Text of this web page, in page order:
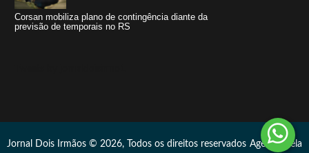
Corsan mobiliza plano de contingência diante da
previsão de temporais no RS
Jornal Dois Irmãos © 2026, Todos os direitos reservados Agência Vela